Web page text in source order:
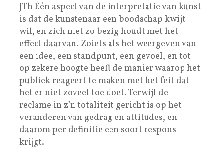
JTh Één aspect van de interpretatie van kunst
is dat de kunstenaar een boodschap kwijt
wil, en zich niet zo bezig houdt met het
effect daarvan. Zoiets als het weergeven van
een idee, een standpunt, een gevoel, en tot
op zekere hoogte heeft de manier waarop het
publiek reageert te maken met het feit dat
het er niet zoveel toe doet. Terwijl de
reclame in z’n totaliteit gericht is op het
veranderen van gedrag en attitudes, en
daarom per definitie een soort respons
krijgt.